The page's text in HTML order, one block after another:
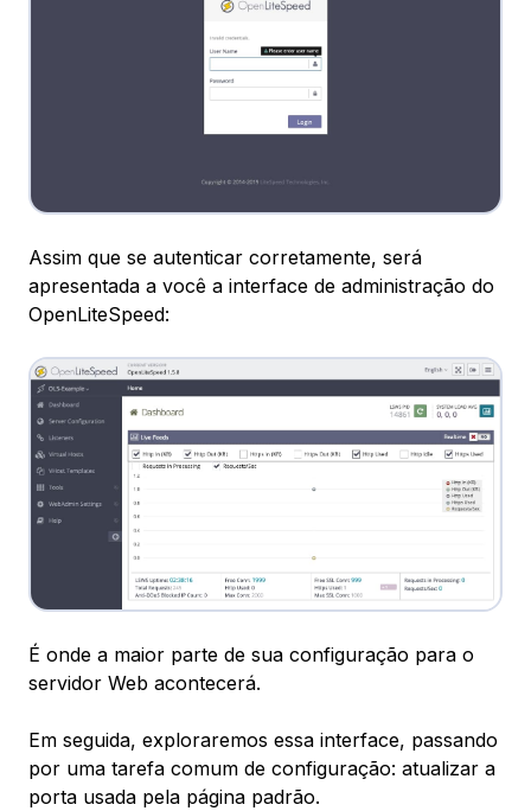
Assim que se autenticar corretamente, será
apresentada a você a interface de administração do
OpenLiteSpeed:
É onde a maior parte de sua configuração para o
servidor Web acontecerá.
Em seguida, exploraremos essa interface, passando
por uma tarefa comum de configuração: atualizar a
porta usada pela página padrão.